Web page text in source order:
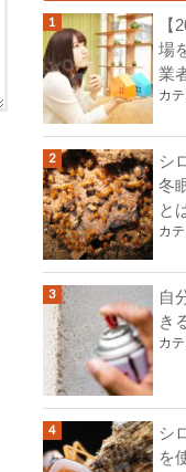
【
場
業
カ
シ
冬
と
カ
自
き
カ
シ
を